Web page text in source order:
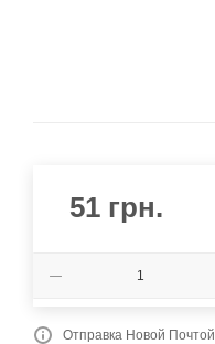
51 грн.
Отправка Новой Почтой